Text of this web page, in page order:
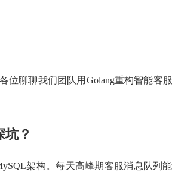
位聊聊我们团队用Golang重构智能
？
架构。每天高峰期客服消息队列